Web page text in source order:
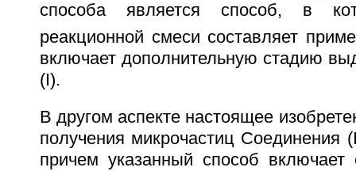
способа является способ, в
реакционной смеси составляет
включает дополнительную стадию
(I).
В другом аспекте настоящее
получения микрочастиц Соединения
причем указанный способ включает